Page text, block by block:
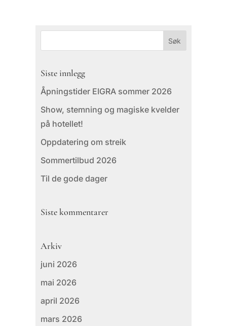
Siste innlegg
Åpningstider EIGRA sommer 2026
Show, stemning og magiske kvelder
på hotellet!
Oppdatering om streik
Sommertilbud 2026
Til de gode dager
Siste kommentarer
Arkiv
juni 2026
mai 2026
april 2026
mars 2026